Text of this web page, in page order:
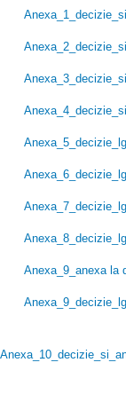
Anexa_9_anexa la